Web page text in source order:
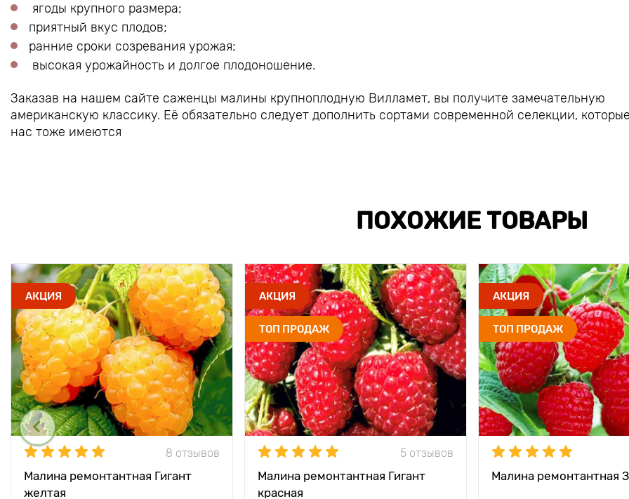
ягоды крупного размера;
приятный вкус плодов;
ранние сроки созревания урожая;
высокая урожайность и долгое плодоношение.
Заказав на нашем сайте саженцы малины крупноплодную Вилламет, вы получите замечательную
американскую классику. Её обязательно следует дополнить сортами современной селекции,
нас тоже имеются
ПОХОЖИЕ ТОВАРЫ
АКЦИЯ
8 отзывов
Малина ремонтантная Гигант
желтая
АКЦИЯ
ТОП ПРОДАЖ
5 отзывов
Малина ремонтантная Гигант
красная
АКЦИЯ
ТОП ПРОДАЖ
Малина ремонтантная